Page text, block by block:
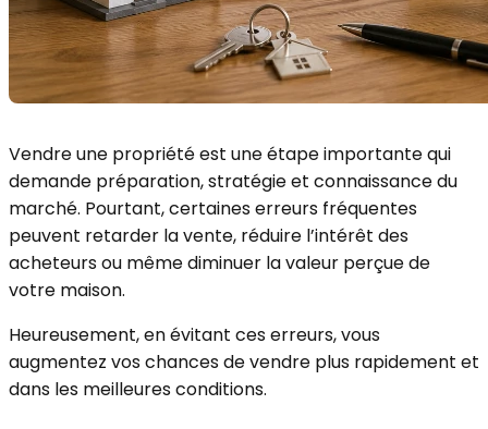
Vendre une propriété est une étape importante qui
demande préparation, stratégie et connaissance du
marché. Pourtant, certaines erreurs fréquentes
peuvent retarder la vente, réduire l’intérêt des
acheteurs ou même diminuer la valeur perçue de
votre maison.
Heureusement, en évitant ces erreurs, vous
augmentez vos chances de vendre plus rapidement et
dans les meilleures conditions.